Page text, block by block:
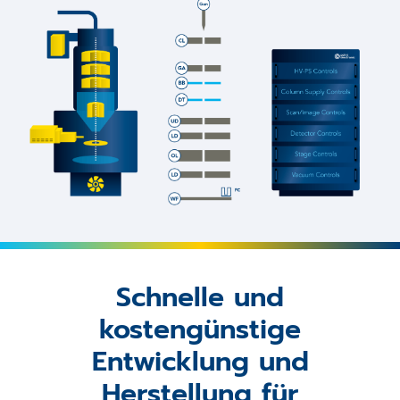
Schnelle und
kostengünstige
Entwicklung und